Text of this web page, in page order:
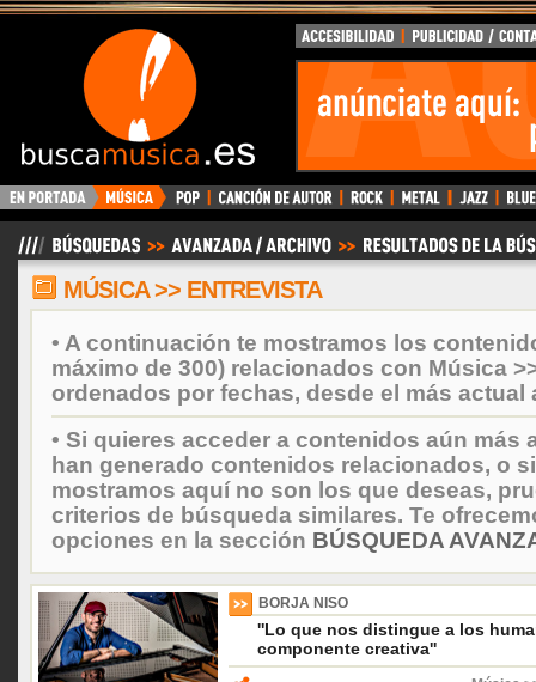
BuscaMusica.es
MÚSICA >> ENTREVISTA
• A continuación te mostramos los
máximo de 300) relacionados con Música
ordenados por fechas, desde el más actual
• Si quieres acceder a contenidos aún más
han generado contenidos relacionados, o
mostramos aquí no son los que deseas,
criterios de búsqueda similares. Te
opciones en la sección BÚSQUEDA
BORJA NISO
''Lo que nos distingue a los
componente creativa''